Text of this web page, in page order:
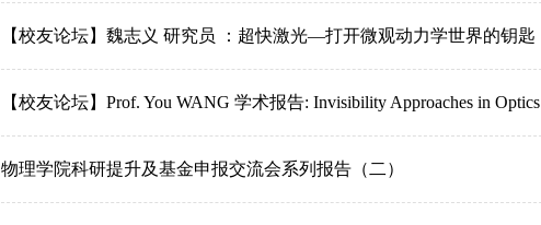
【校友论坛】魏志义 研究员 ：超快激光—打开微观动力学世界的钥匙
【校友论坛】Prof. You WANG 学术报告: Invisibility Approaches in Optics
物理学院科研提升及基金申报交流会系列报告（二）